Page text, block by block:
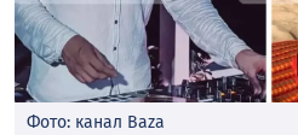
Фото: канал Baza